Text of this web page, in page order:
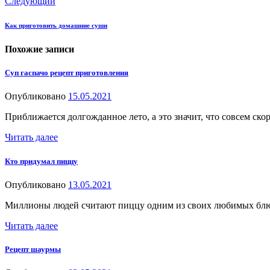
Как приготовить домашние суши
Похожие записи
Суп гаспачо рецепт приготовления
Опубликовано 15.05.2021
Приближается долгожданное лето, а это значит, что совсем
Читать далее
Кто придумал пиццу
Опубликовано 13.05.2021
Миллионы людей считают пиццу одним из своих любимых
Читать далее
Рецепт шаурмы